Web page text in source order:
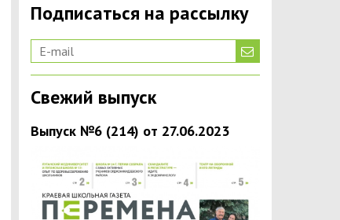
Подписаться на рассылку
Свежий выпуск
Выпуск №6 (214) от 27.06.2023